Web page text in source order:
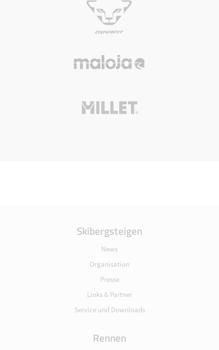
Skibergsteigen
News
Organisation
Presse
Links & Partner
Service und Downloads
Rennen